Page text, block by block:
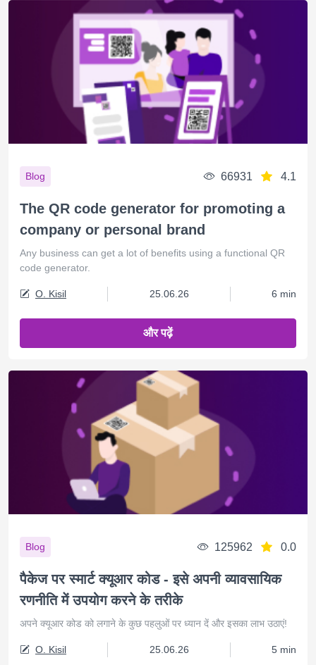
Blog 66931 4.1
The QR code generator for promoting a
company or personal brand
Any business can get a lot of benefits using a functional QR
code generator.
O. Kisil 25.06.26 6 min
और पढ़ें
Blog 125962 0.0
पैकेज पर स्मार्ट क्यूआर कोड - इसे अपनी व्यावसायिक
रणनीति में उपयोग करने के तरीके
अपने क्यूआर कोड को लगाने के कुछ पहलुओं पर ध्यान दें और इसका लाभ उठाएं!
O. Kisil 25.06.26 5 min